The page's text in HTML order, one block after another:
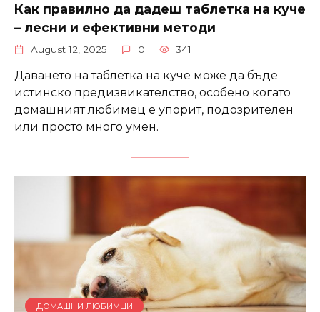
Как правилно да дадеш таблетка на куче
– лесни и ефективни методи
August 12, 2025 0 341
Даването на таблетка на куче може да бъде
истинско предизвикателство, особено когато
домашният любимец е упорит, подозрителен
или просто много умен.
ДОМАШНИ ЛЮБИМЦИ